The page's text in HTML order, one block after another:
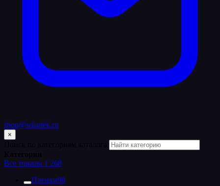
shop@solartek.ru
×
Все товары 1 268
Пленки98